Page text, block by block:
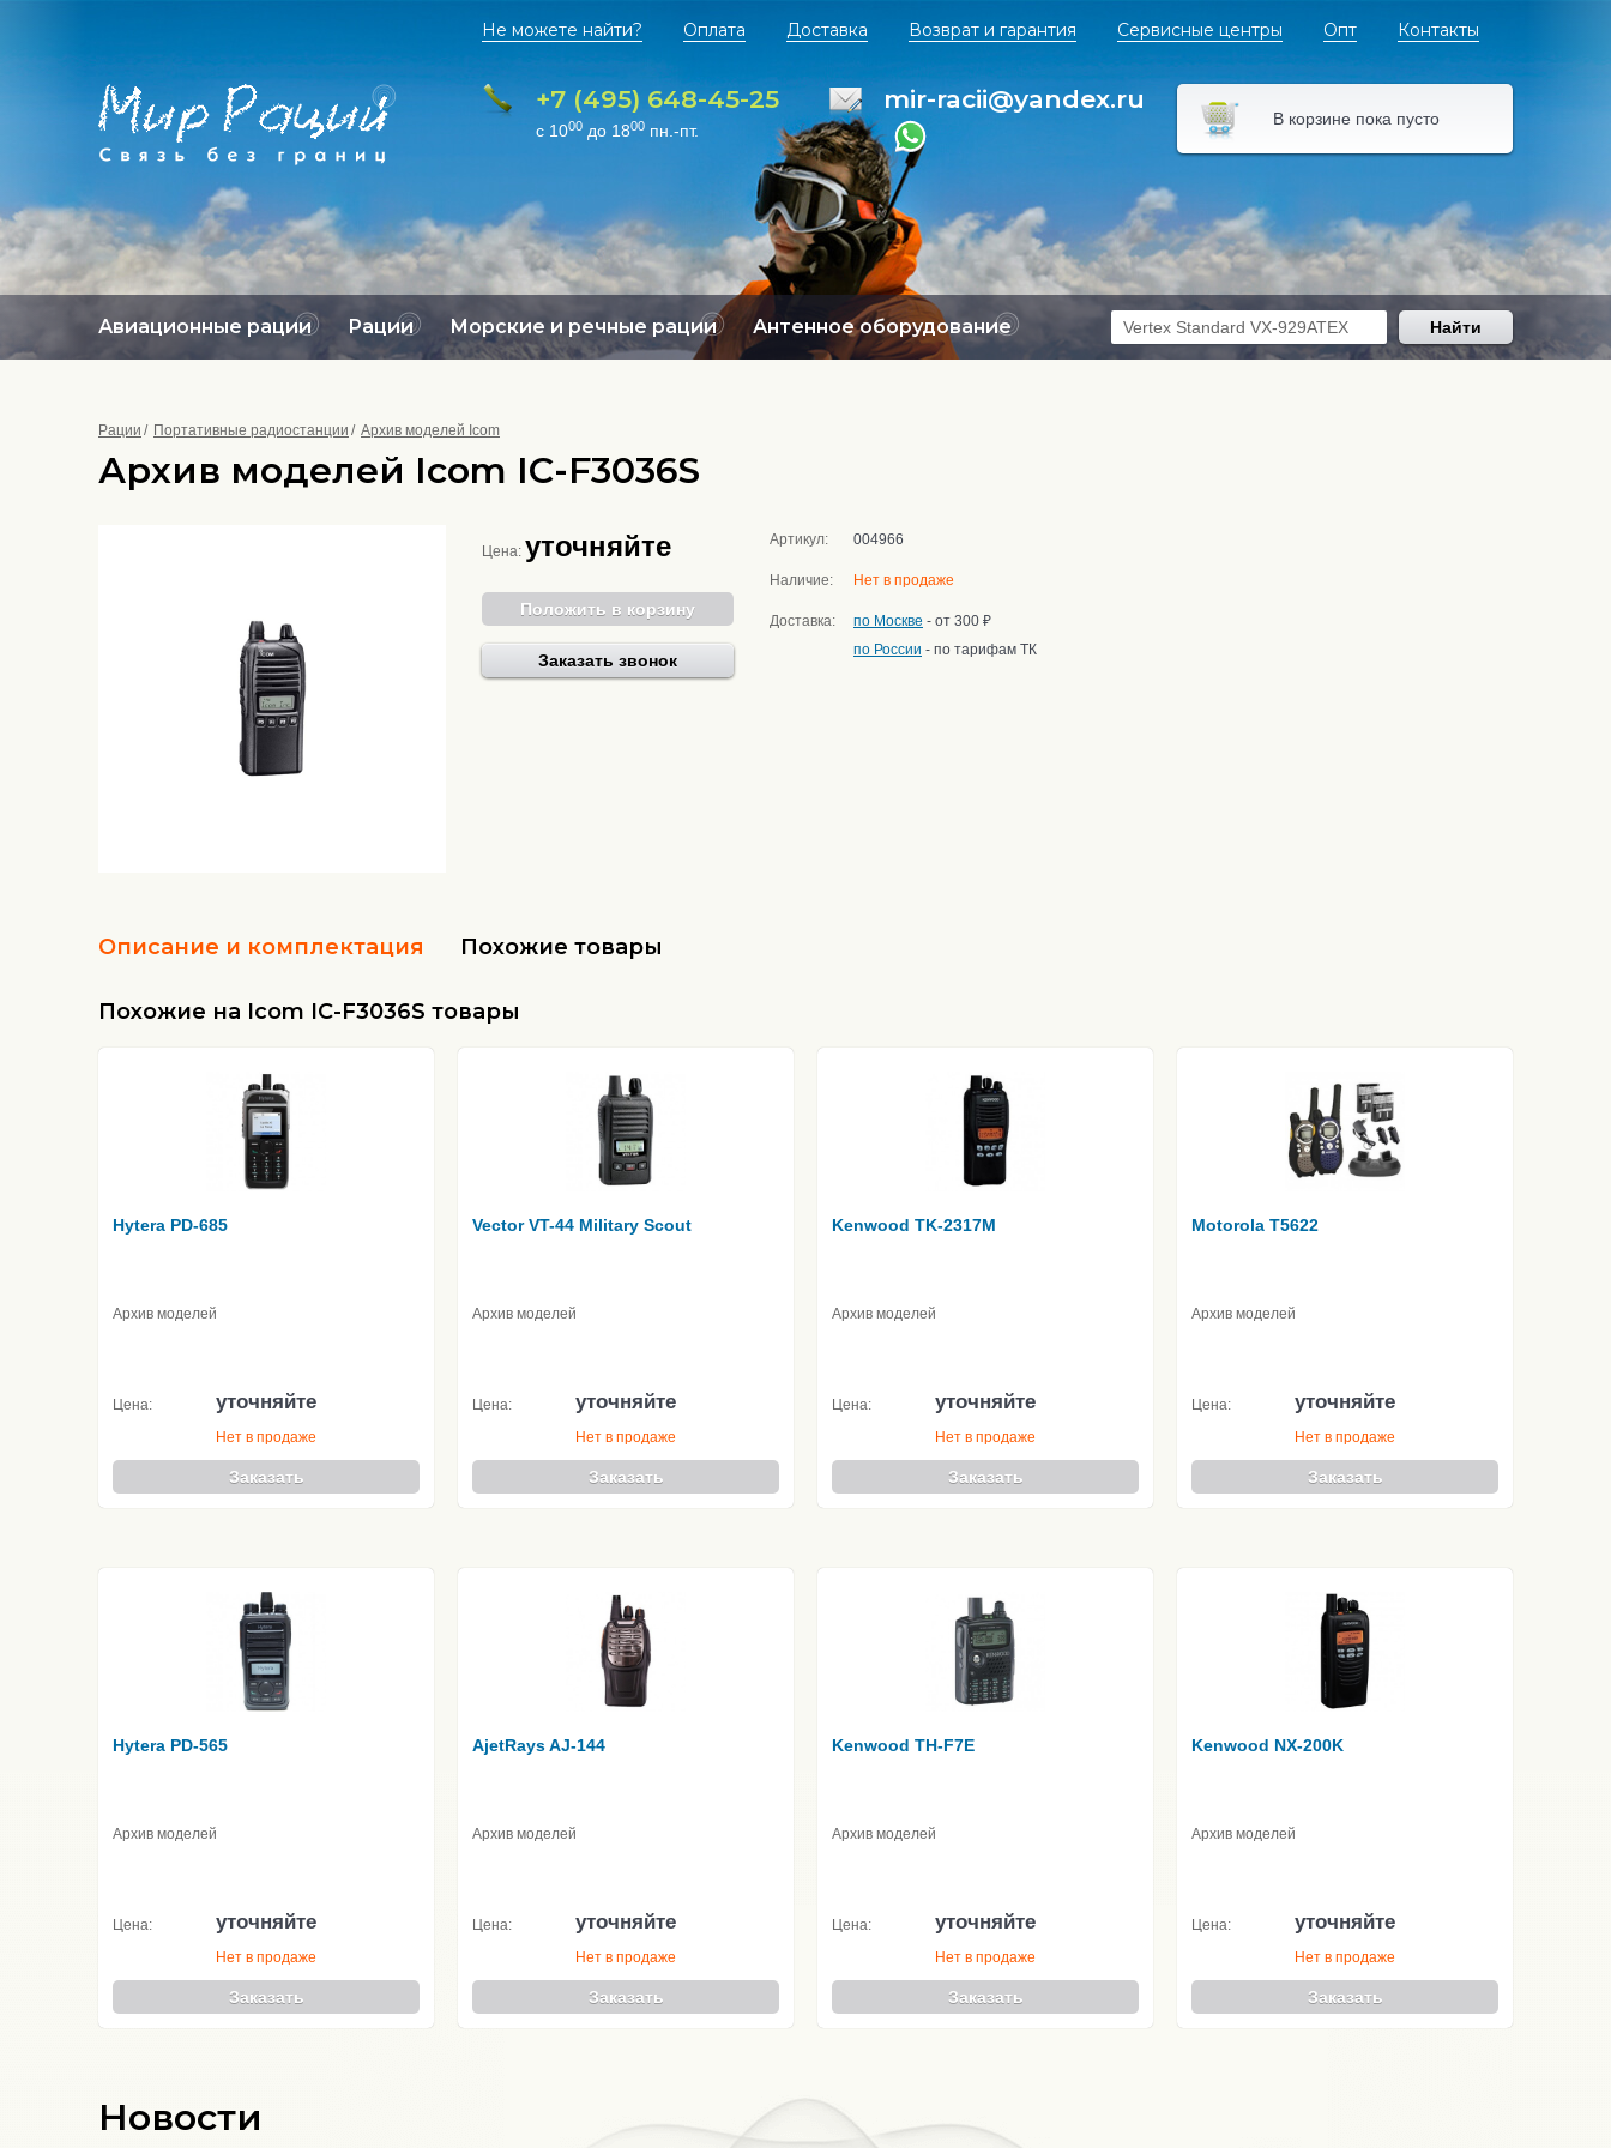
Не можете найти? Оплата Доставка Возврат и гарантия Сервисные центры Опт Контакты
+7 (495) 648-45-25
с 1000 до 1800 пн.-пт.
mir-racii@yandex.ru
В корзине пока пусто
Авиационные рации Рации Морские и речные рации Антенное оборудование Найти
Рации Портативные радиостанции Архив моделей Icom
Архив моделей Icom IC-F3036S
Цена: уточняйте
Положить в корзину
Заказать звонок
Артикул: 004966
Наличие: Нет в продаже
Доставка: по Москве - от 300 ₽
по России - по тарифам ТК
Описание и комплектация Похожие товары
Похожие на Icom IC-F3036S товары
Hytera PD-685
Архив моделей
Цена: уточняйте
Нет в продаже
Заказать
Vector VT-44 Military Scout
Архив моделей
Цена: уточняйте
Нет в продаже
Заказать
Kenwood TK-2317M
Архив моделей
Цена: уточняйте
Нет в продаже
Заказать
Motorola T5622
Архив моделей
Цена: уточняйте
Нет в продаже
Заказать
Hytera PD-565
Архив моделей
Цена: уточняйте
Нет в продаже
Заказать
AjetRays AJ-144
Архив моделей
Цена: уточняйте
Нет в продаже
Заказать
Kenwood TH-F7E
Архив моделей
Цена: уточняйте
Нет в продаже
Заказать
Kenwood NX-200K
Архив моделей
Цена: уточняйте
Нет в продаже
Заказать
Новости